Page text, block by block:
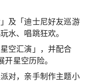
及「迪士尼好友巡游
水、唱跳狂欢。
空汇演」，并配合
开星空历险。
对，亲手制作主题小